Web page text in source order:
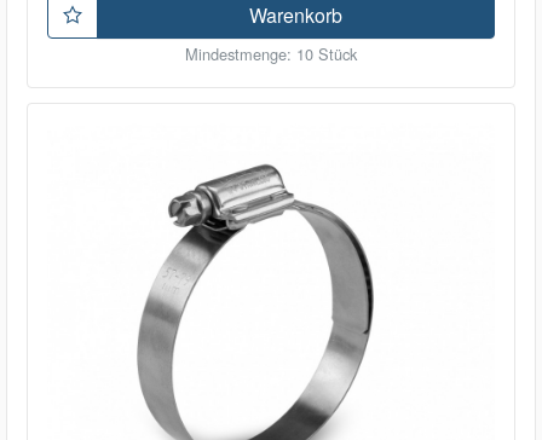
Warenkorb
Mindestmenge: 10 Stück